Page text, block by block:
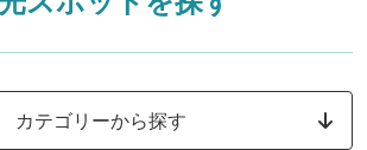
カテゴリーから探す